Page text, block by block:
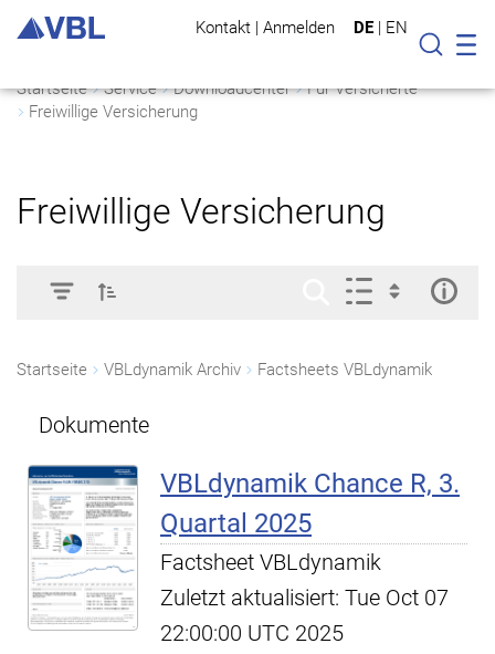
Kontakt | Anmelden DE | EN
Suche
Startseite Service Downloadcenter
Für Versicherte
Freiwillige Versicherung
Freiwillige Versicherung
Startseite VBLdynamik Archiv Factsheets VBLdynamik
Dokumente
VBLdynamik Chance R, 3.
Quartal 2025
Factsheet VBLdynamik
Zuletzt aktualisiert: Tue Oct 07
22:00:00 UTC 2025